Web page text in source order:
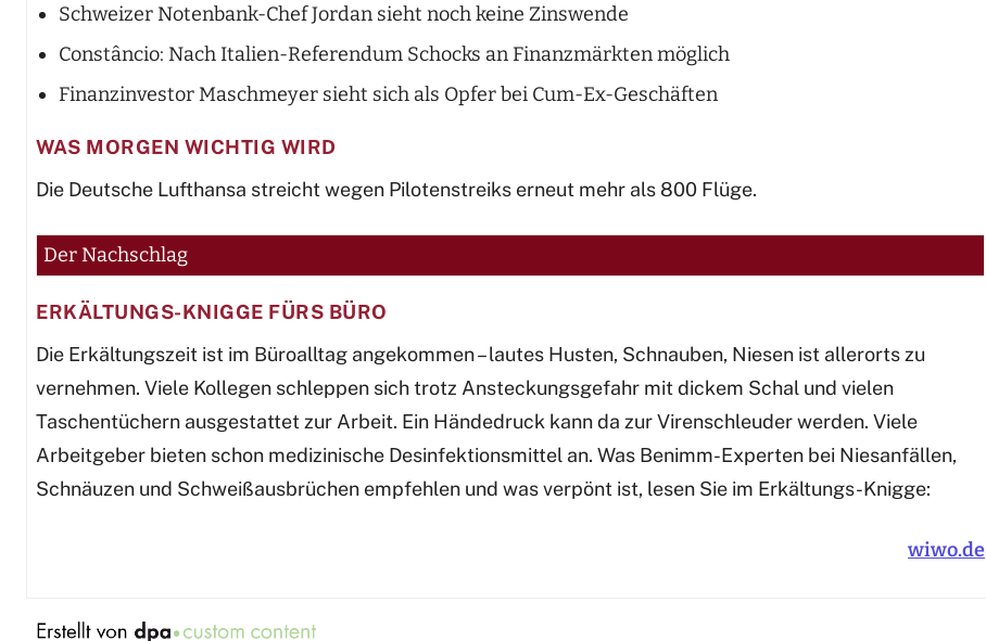
Schweizer Notenbank-Chef Jordan sieht noch keine Zinswende
Constâncio: Nach Italien-Referendum Schocks an Finanzmärkten möglich
Finanzinvestor Maschmeyer sieht sich als Opfer bei Cum-Ex-Geschäften
WAS MORGEN WICHTIG WIRD
Die Deutsche Lufthansa streicht wegen Pilotenstreiks erneut mehr als 800 Flüge.
Der Nachschlag
ERKÄLTUNGS-KNIGGE FÜRS BÜRO
Die Erkältungszeit ist im Büroalltag angekommen – lautes Husten, Schnauben, Niesen ist allerorts zu
vernehmen. Viele Kollegen schleppen sich trotz Ansteckungsgefahr mit dickem Schal und vielen
Taschentüchern ausgestattet zur Arbeit. Ein Händedruck kann da zur Virenschleuder werden. Viele
Arbeitgeber bieten schon medizinische Desinfektionsmittel an. Was Benimm-Experten bei Niesanfällen,
Schnäuzen und Schweißausbrüchen empfehlen und was verpönt ist, lesen Sie im Erkältungs-Knigge:
wiwo.de